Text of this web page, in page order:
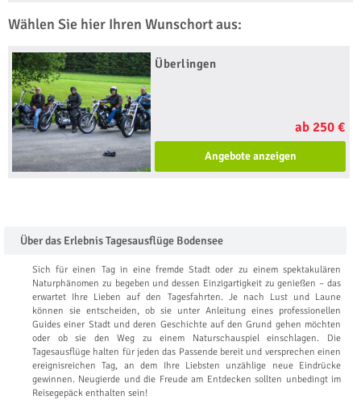
Wählen Sie hier Ihren Wunschort aus:
Überlingen
ab 250 €
Angebote anzeigen
Über das Erlebnis Tagesausflüge Bodensee
Sich für einen Tag in eine fremde Stadt oder zu einem spektakulären
Naturphänomen zu begeben und dessen Einzigartigkeit zu genießen – das
erwartet Ihre Lieben auf den Tagesfahrten. Je nach Lust und Laune
können sie entscheiden, ob sie unter Anleitung eines professionellen
Guides einer Stadt und deren Geschichte auf den Grund gehen möchten
oder ob sie den Weg zu einem Naturschauspiel einschlagen. Die
Tagesausflüge halten für jeden das Passende bereit und versprechen einen
ereignisreichen Tag, an dem Ihre Liebsten unzählige neue Eindrücke
gewinnen. Neugierde und die Freude am Entdecken sollten unbedingt im
Reisegepäck enthalten sein!